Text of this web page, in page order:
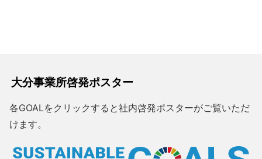
大分事業所啓発ポスター
各GOALをクリックすると社内啓発ポスターがご覧いただ
けます。